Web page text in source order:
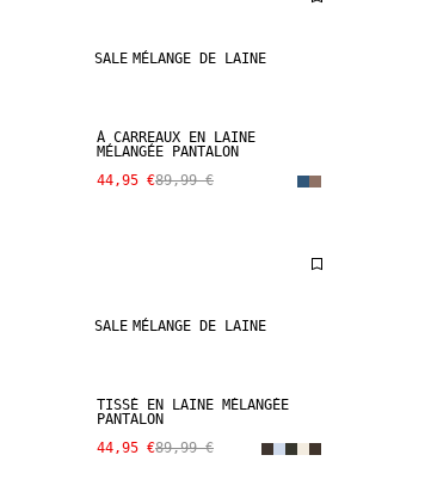
SALE MÉLANGE DE LAINE
À CARREAUX EN LAINE
MÉLANGÉE PANTALON
44,95 €89,99 €
SALE MÉLANGE DE LAINE
TISSÉ EN LAINE MÉLANGÉE
PANTALON
44,95 €89,99 €